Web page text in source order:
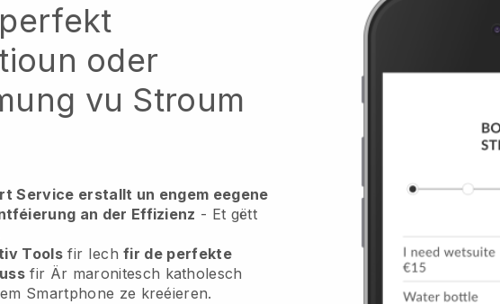
oder
vu Stroum
Service erstallt un engem eegene
an der Effizienz - Et gëtt
Toolsfir Iechfir de perfekte
fir Är maronitesch katholesch
Smartphone ze kreéieren.